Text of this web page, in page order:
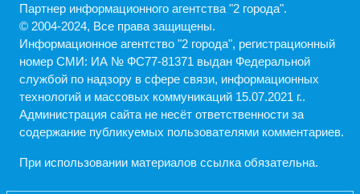
Партнер информационного агентства "2 города".
© 2004-2024, Все права защищены.
Информационное агентство "2 города", регистрационный
номер СМИ: ИА № ФС77-81371 выдан Федеральной
службой по надзору в сфере связи, информационных
технологий и массовых коммуникаций 15.07.2021 г..
Администрация cайта не несёт ответственности за
содержание публикуемых пользователями комментариев.
При использовании материалов ссылка обязательна.